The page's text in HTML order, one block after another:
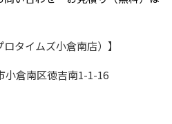
タイムズ小倉南店）】
倉南区徳吉南1-1-16